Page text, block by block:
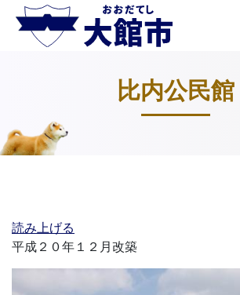
比内公民館
読み上げる
平成２０年１２月改築